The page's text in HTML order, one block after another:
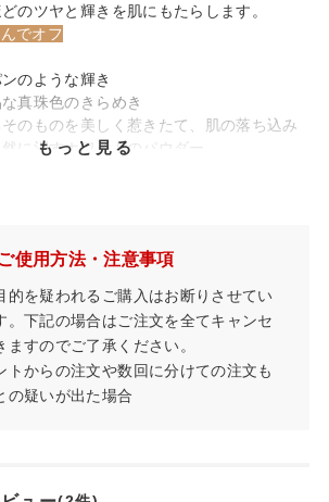
のツヤと輝きを肌にもたらします。
でオフ
のような輝き
真珠色のきらめき
のものを美しく惹きたて、肌の落ち込み
に消すホワイトのパウダー
もっと見る
使用方法・注意事項
を疑われるご購入はお断りさせてい
。下記の場合はご注文を全てキャンセ
ますのでご了承ください。
トからの注文や数回に分けての注文も
の疑いが出た場合